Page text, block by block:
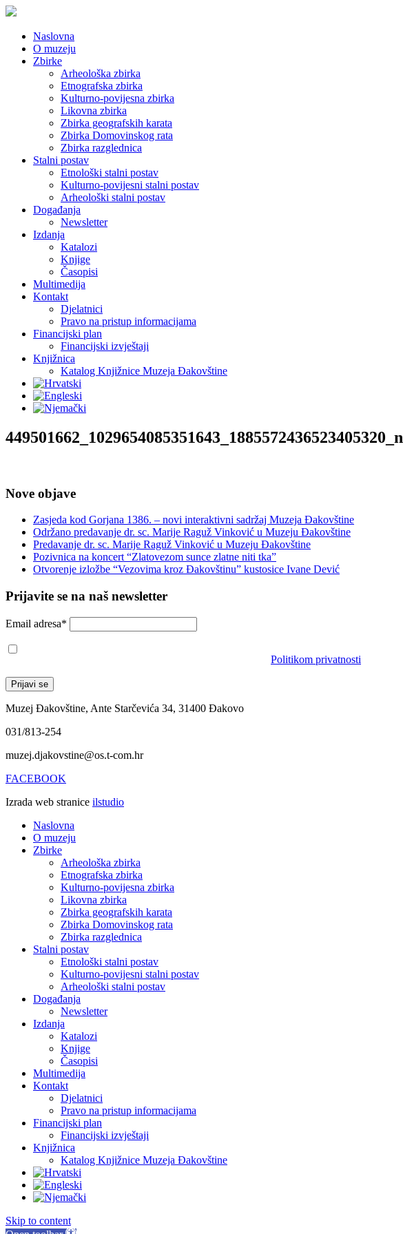
Naslovna
O muzeju
Zbirke
Arheološka zbirka
Etnografska zbirka
Kulturno-povijesna zbirka
Likovna zbirka
Zbirka geografskih karata
Zbirka Domovinskog rata
Zbirka razglednica
Stalni postav
Etnološki stalni postav
Kulturno-povijesni stalni postav
Arheološki stalni postav
Događanja
Newsletter
Izdanja
Katalozi
Knjige
Časopisi
Multimedija
Kontakt
Djelatnici
Pravo na pristup informacijama
Financijski plan
Financijski izvještaji
Knjižnica
Katalog Knjižnice Muzeja Đakovštine
449501662_1029654085351643_1885572436523405320_n
Nove objave
Zasjeda kod Gorjana 1386. – novi interaktivni sadržaj Muzeja Đakovštine
Održano predavanje dr. sc. Marije Raguž Vinković u Muzeju Đakovštine
Predavanje dr. sc. Marije Raguž Vinković u Muzeju Đakovštine
Pozivnica na koncert “Zlatovezom sunce zlatne niti tka”
Otvorenje izložbe “Vezovima kroz Đakovštinu” kustosice Ivane Dević
Prijavite se na naš newsletter
Email adresa*
Politikom privatnosti
Muzej Đakovštine, Ante Starčevića 34, 31400 Đakovo
031/813-254
muzej.djakovstine@os.t-com.hr
FACEBOOK
Izrada web stranice ilstudio
Naslovna
O muzeju
Zbirke
Arheološka zbirka
Etnografska zbirka
Kulturno-povijesna zbirka
Likovna zbirka
Zbirka geografskih karata
Zbirka Domovinskog rata
Zbirka razglednica
Stalni postav
Etnološki stalni postav
Kulturno-povijesni stalni postav
Arheološki stalni postav
Događanja
Newsletter
Izdanja
Katalozi
Knjige
Časopisi
Multimedija
Kontakt
Djelatnici
Pravo na pristup informacijama
Financijski plan
Financijski izvještaji
Knjižnica
Katalog Knjižnice Muzeja Đakovštine
Skip to content